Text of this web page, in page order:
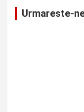
Urmareste-